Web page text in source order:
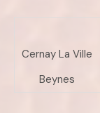
Cernay La Ville
Beynes